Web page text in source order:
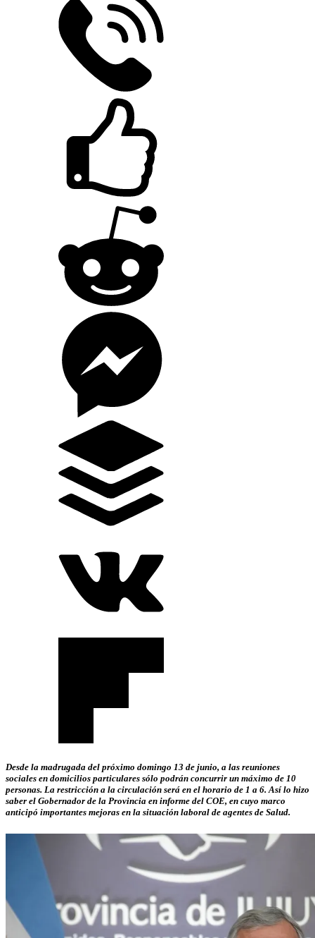
Desde la madrugada del próximo domingo 13 de junio, a las reuniones
sociales en domicilios particulares sólo podrán concurrir un máximo de 10
personas. La restricción a la circulación será en el horario de 1 a 6. Así lo hizo
saber el Gobernador de la Provincia en informe del COE, en cuyo marco
anticipó importantes mejoras en la situación laboral de agentes de Salud.